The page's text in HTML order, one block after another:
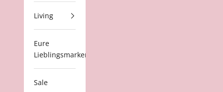
Living
Eure
Lieblingsmarken
Sale